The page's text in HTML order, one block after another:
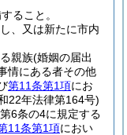
ること。
、又は新たに市内
親族(婚姻の届出
情にある者その他
第11条第1項にお
22年法律第164号)
6条の4に規定する
11条第1項におい